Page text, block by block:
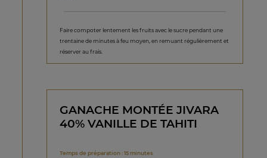
Faire compoter lentement les fruits avec le sucre pendant une
trentaine de minutes à feu moyen, en remuant régulièrement et
réserver au frais.
GANACHE MONTÉE JIVARA
40% VANILLE DE TAHITI
Temps de préparation : 15 minutes